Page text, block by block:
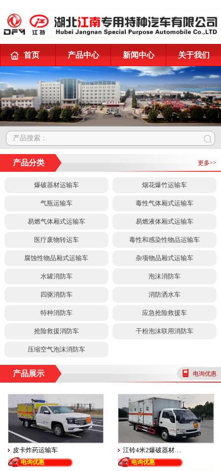
首页 产品中心 新闻中心 关于我们
产品搜索：
产品分类 更多>>
爆破器材运输车 烟花爆竹运输车
气瓶运输车 毒性气体厢式运输车
易燃气体厢式运输车 易燃液体厢式运输车
医疗废物转运车 毒性和感染性物品运输车
腐蚀性物品厢式运输车 杂项物品厢式运输车
水罐消防车 泡沫消防车
四驱消防车 消防洒水车
特种消防车 应急抢险救援车
抢险救援消防车 干粉泡沫联用消防车
压缩空气泡沫消防车
产品展示 电询优惠
皮卡炸药运输车
电询优惠
江铃4米2爆破器材…
电询优惠